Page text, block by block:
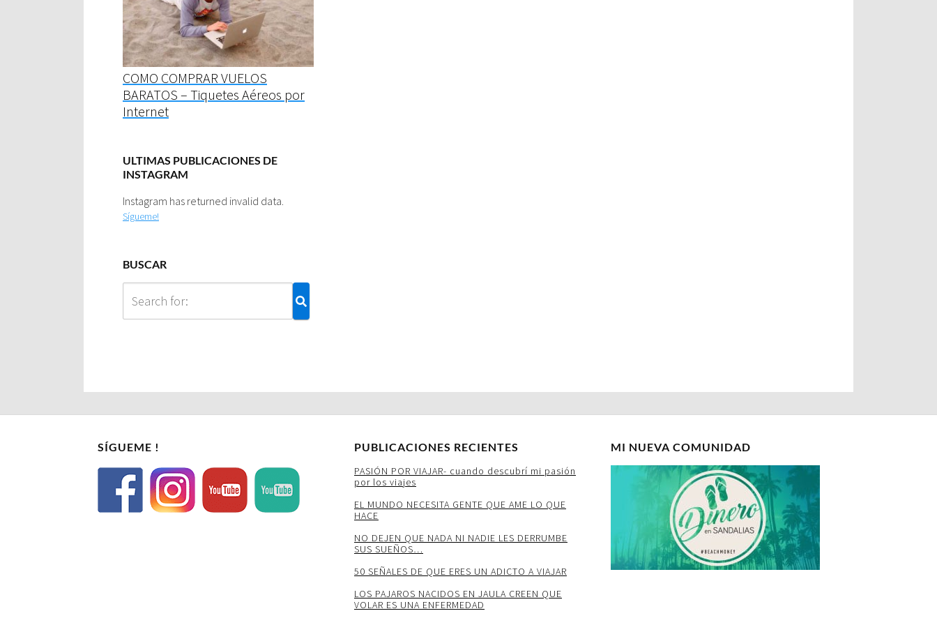
COMO COMPRAR VUELOS
BARATOS – Tiquetes Aéreos por
Internet
ULTIMAS PUBLICACIONES DE
INSTAGRAM
Instagram has returned invalid data.
Sígueme!
BUSCAR
SÍGUEME ! PUBLICACIONES RECIENTES
PASIÓN POR VIAJAR- cuando descubrí mi pasión
por los viajes
EL MUNDO NECESITA GENTE QUE AME LO QUE
HACE
NO DEJEN QUE NADA NI NADIE LES DERRUMBE
SUS SUEÑOS…
50 SEÑALES DE QUE ERES UN ADICTO A VIAJAR
LOS PAJAROS NACIDOS EN JAULA CREEN QUE
VOLAR ES UNA ENFERMEDAD
MI NUEVA COMUNIDAD